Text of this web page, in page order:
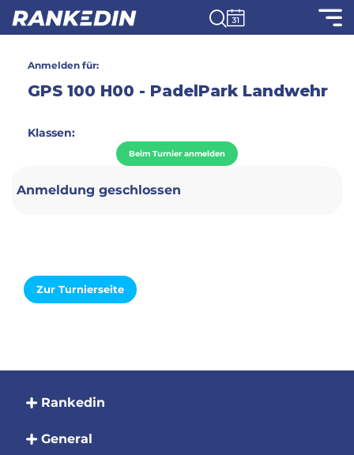
Anmelden für:
GPS 100 H00 - PadelPark Landwehr
Klassen:
Beim Turnier anmelden
Anmeldung geschlossen
Zur Turnierseite
Rankedin
General